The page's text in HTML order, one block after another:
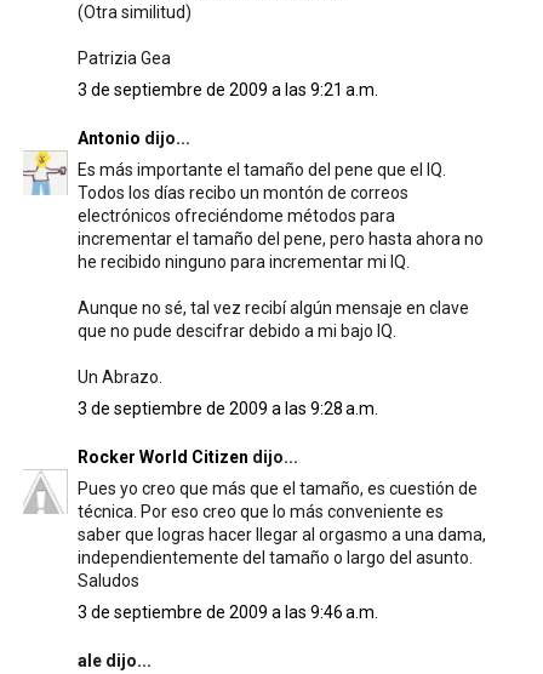
(Otra similitud)
Patrizia Gea
3 de septiembre de 2009 a las 9:21 a.m.
Antonio dijo...
Es más importante el tamaño del pene que el IQ.
Todos los días recibo un montón de correos
electrónicos ofreciéndome métodos para
incrementar el tamaño del pene, pero hasta ahora no
he recibido ninguno para incrementar mi IQ.
Aunque no sé, tal vez recibí algún mensaje en clave
que no pude descifrar debido a mi bajo IQ.
Un Abrazo.
3 de septiembre de 2009 a las 9:28 a.m.
Rocker World Citizen dijo...
Pues yo creo que más que el tamaño, es cuestión de
técnica. Por eso creo que lo más conveniente es
saber que logras hacer llegar al orgasmo a una dama,
independientemente del tamaño o largo del asunto.
Saludos
3 de septiembre de 2009 a las 9:46 a.m.
ale dijo...